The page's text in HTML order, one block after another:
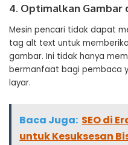
4. Optimalkan Gambar
Mesin pencari tidak dapat
tag alt text untuk
gambar. Ini tidak hanya
bermanfaat bagi pembaca
layar.
Baca Juga: SEO di
untuk Kesuksesan